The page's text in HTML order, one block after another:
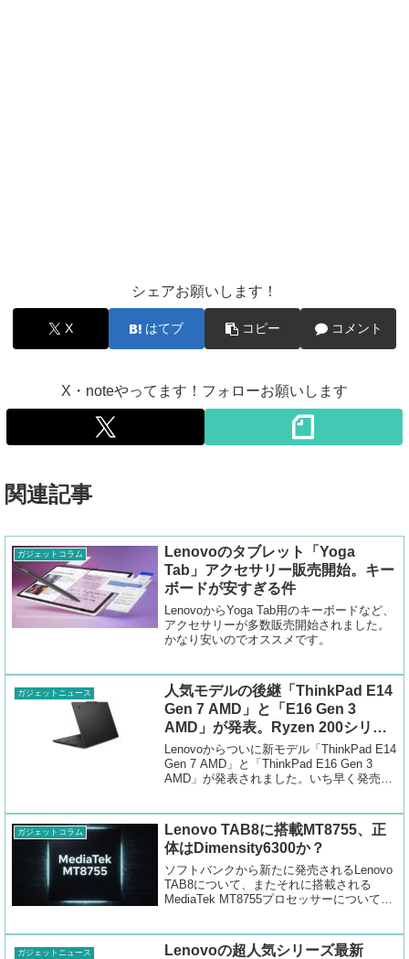
シェアお願いします！
X はてブ コピー コメント
X・noteやってます！フォローお願いします
関連記事
ガジェットコラム
Lenovoのタブレット「Yoga
Tab」アクセサリー販売開始。キー
ボードが安すぎる件
LenovoからYoga Tab用のキーボードなど、
アクセサリーが多数販売開始されました。
かなり安いのでオススメです。
ガジェットニュース
人気モデルの後継「ThinkPad E14
Gen 7 AMD」と「E16 Gen 3
AMD」が発表。Ryzen 200シリー
ズを搭載
Lenovoからついに新モデル「ThinkPad E14
Gen 7 AMD」と「ThinkPad E16 Gen 3
AMD」が発表されました。いち早く発売日
ガジェットコラム
Lenovo TAB8に搭載MT8755、正
体はDimensity6300か？
ソフトバンクから新たに発売されるLenovo
TAB8について、またそれに搭載される
MediaTek MT8755プロセッサーについて調
ガジェットニュース
Lenovoの超人気シリーズ最新